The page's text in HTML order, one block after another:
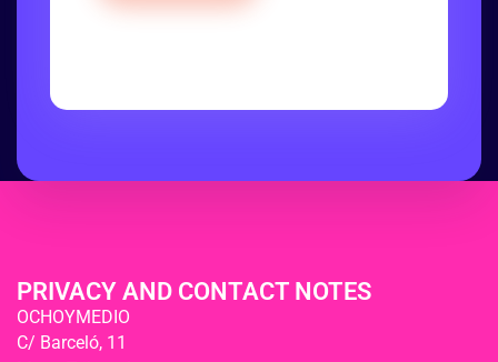
PRIVACY AND CONTACT NOTES
OCHOYMEDIO
C/ Barceló, 11